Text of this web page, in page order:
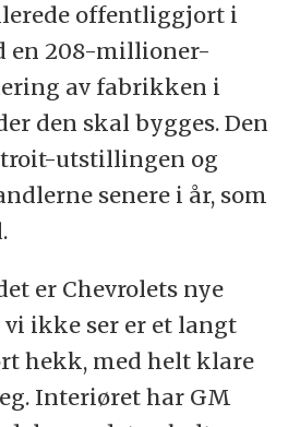
offentliggjort i
en 208-millioner-
av fabrikken i
den skal bygges. Den
utstillingen og
senere i år, som
er Chevrolets nye
ikke ser er et langt
hekk, med helt klare
Interiøret har GM